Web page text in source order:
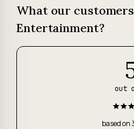
What our
Entertainment?
out
based on